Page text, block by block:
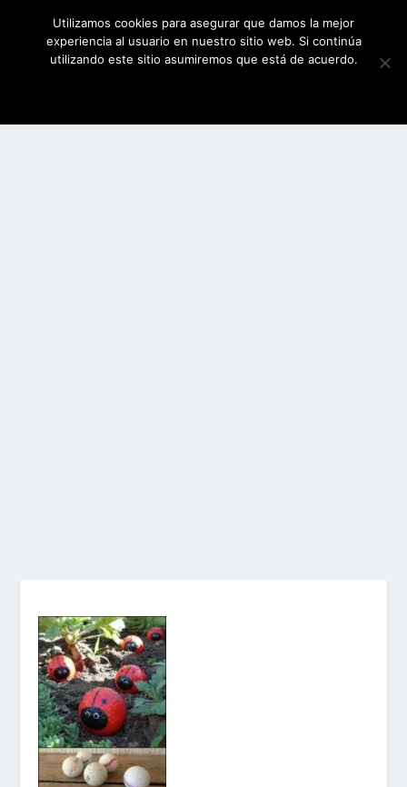
Utilizamos cookies para asegurar que damos la mejor
experiencia al usuario en nuestro sitio web. Si continúa
utilizando este sitio asumiremos que está de acuerdo.